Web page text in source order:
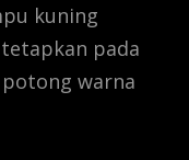
kuning
pada
potong warna